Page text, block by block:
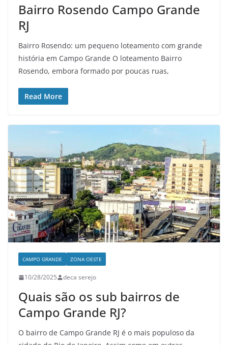
Bairro Rosendo Campo Grande
RJ
Bairro Rosendo: um pequeno loteamento com grande
história em Campo Grande O loteamento Bairro
Rosendo, embora formado por poucas ruas,
Read More
CAMPO GRANDE ZONA OESTE
10/28/2025 deca serejo
Quais são os sub bairros de
Campo Grande RJ?
O bairro de Campo Grande RJ é o mais populoso da